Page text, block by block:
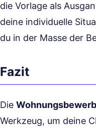
die Vorlage als
deine individuelle
du in der Masse der
Fazit
Die
Werkzeug, um deine